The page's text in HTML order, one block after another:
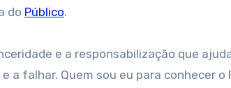
do Público.
e a responsabilização que
a falhar. Quem sou eu para conhecer